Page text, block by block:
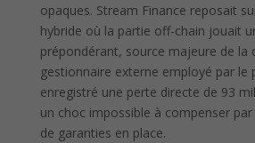
opaques. Stream Finance reposait
hybride où la partie off-chain jouait
prépondérant, source majeure de la
gestionnaire externe employé par le
enregistré une perte directe de 93
un choc impossible à compenser
de garanties en place.